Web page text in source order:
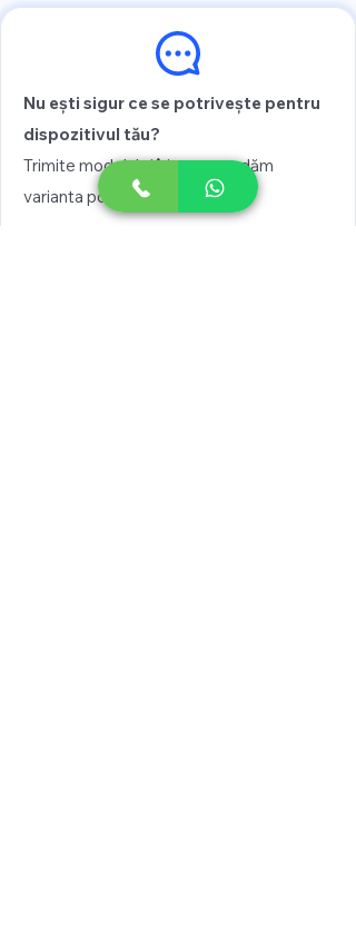
Nu ești sigur ce se potrivește pentru
dispozitivul tău?
Trimite modelul și îți recomandăm
varianta potrivită